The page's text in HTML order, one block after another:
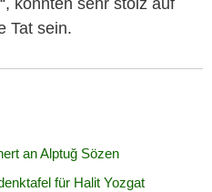
könnten sehr stolz auf
Tat sein.
an Alptuğ Sözen
für Halit Yozgat